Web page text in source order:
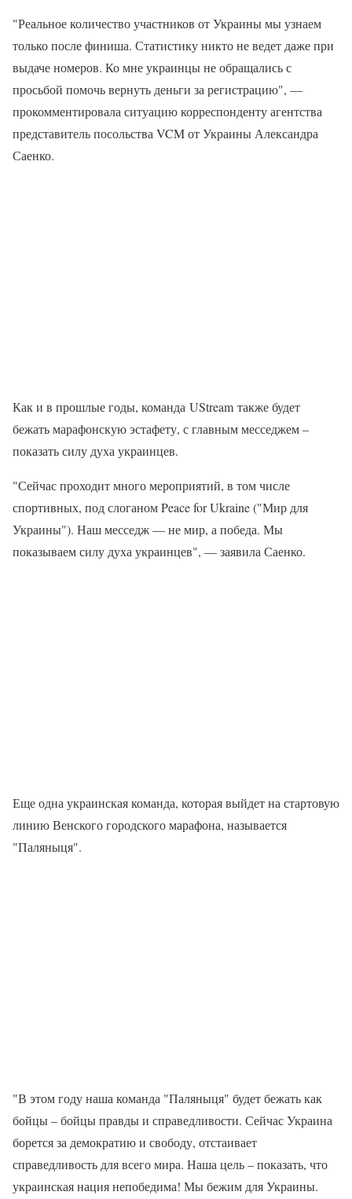
"Реальное количество участников от Украины мы узнаем
только после финиша. Статистику никто не ведет даже при
выдаче номеров. Ко мне украинцы не обращались с
просьбой помочь вернуть деньги за регистрацию", —
прокомментировала ситуацию корреспонденту агентства
представитель посольства VCM от Украины Александра
Саенко.
Как и в прошлые годы, команда UStream также будет
бежать марафонскую эстафету, с главным месседжем –
показать силу духа украинцев.
"Сейчас проходит много мероприятий, в том числе
спортивных, под слоганом Peace for Ukraine ("Мир для
Украины"). Наш месседж — не мир, а победа. Мы
показываем силу духа украинцев", — заявила Саенко.
Еще одна украинская команда, которая выйдет на стартовую
линию Венского городского марафона, называется
"Паляныця".
"В этом году наша команда "Паляныця" будет бежать как
бойцы – бойцы правды и справедливости. Сейчас Украина
борется за демократию и свободу, отстаивает
справедливость для всего мира. Наша цель – показать, что
украинская нация непобедима! Мы бежим для Украины.